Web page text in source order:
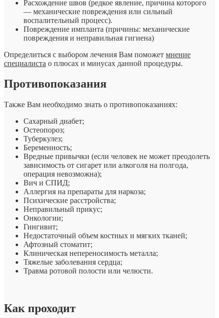
Расхождение швов (редкое явление, причина которого
— механические повреждения или сильный
воспалительный процесс).
Повреждение импланта (причины: механические
повреждения и неправильная гигиена)
Определиться с выбором лечения Вам поможет мнение
специалиста о плюсах и минусах данной процедуры.
Противопоказания
Также Вам необходимо знать о противопоказаниях:
Сахарный диабет;
Остеопороз;
Туберкулез;
Беременность;
Вредные привычки (если человек не может преодолеть
зависимость от сигарет или алкоголя на полгода,
операция невозможна);
Вич и СПИД;
Аллергия на препараты для наркоза;
Психические расстройства;
Неправильный прикус;
Онкологии;
Гингивит;
Недостаточный объем костных и мягких тканей;
Афтозный стоматит;
Клиническая непереносимость металла;
Тяжелые заболевания сердца;
Травма ротовой полости или челюсти.
Как проходит